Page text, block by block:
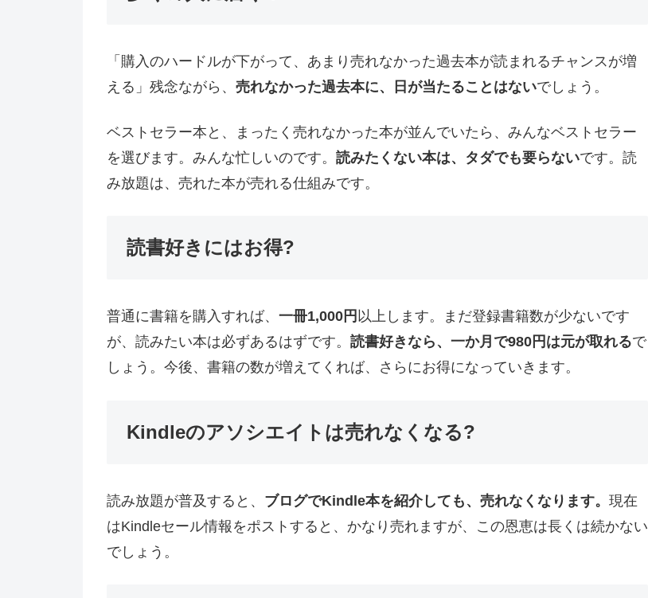
「購入のハードルが下がって、あまり売れなかった過去本が読まれるチャンスが増
える」残念ながら、 売れなかった過去本に、日が当たることはないでしょう。
ベストセラー本と、まったく売れなかった本が並んでいたら、みんなベストセラー
を選びます。みんな忙しいのです。 読みたくない本は、タダでも要らないです。読
み放題は、売れた本が売れる仕組みです。
読書好きにはお得?
普通に書籍を購入すれば、 一冊1,000円 以上します。まだ登録書籍数が少ないです
が、読みたい本は必ずあるはずです。 読書好きなら、一か月で980円は元が取れるで
しょう。今後、書籍の数が増えてくれば、さらにお得になっていきます。
Kindleのアソシエイトは売れなくなる?
読み放題が普及すると、 ブログでKindle本を紹介しても、売れなくなります。 現在
はKindleセール情報をポストすると、かなり売れますが、この恩恵は長くは続かない
でしょう。